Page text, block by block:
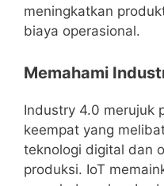
meningkatkan
biaya operasional.
Memahami
Industry 4.0 merujuk
keempat yang
teknologi digital dan
produksi. IoT